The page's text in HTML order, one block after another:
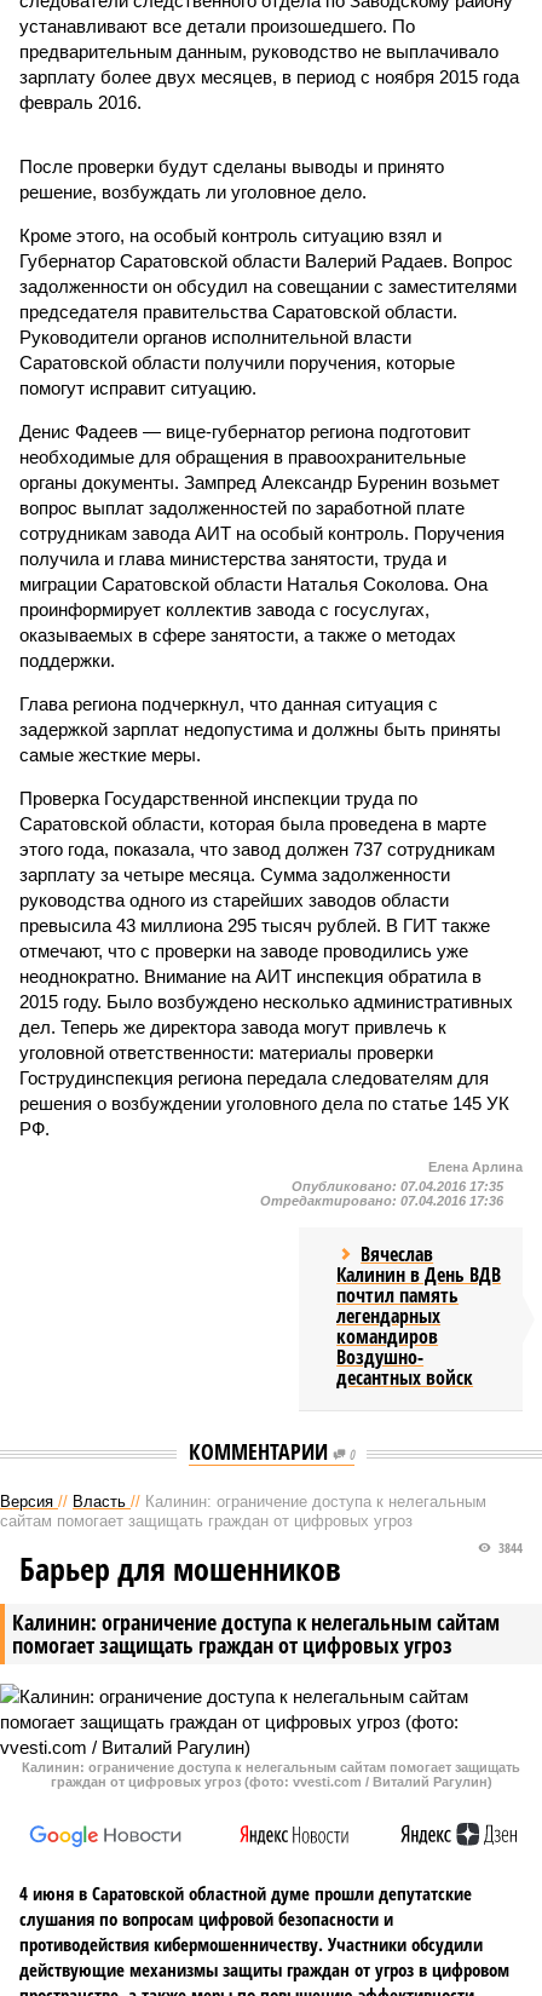
устанавливают все детали произошедшего. По
предварительным данным, руководство не выплачивало
зарплату более двух месяцев, в период с ноября 2015 года
февраль 2016.
После проверки будут сделаны выводы и принято
решение, возбуждать ли уголовное дело.
Кроме этого, на особый контроль ситуацию взял и
Губернатор Саратовской области Валерий Радаев. Вопрос
задолженности он обсудил на совещании с заместителями
председателя правительства Саратовской области.
Руководители органов исполнительной власти
Саратовской области получили поручения, которые
помогут исправит ситуацию.
Денис Фадеев — вице-губернатор региона подготовит
необходимые для обращения в правоохранительные
органы документы. Зампред Александр Буренин возьмет
вопрос выплат задолженностей по заработной плате
сотрудникам завода АИТ на особый контроль. Поручения
получила и глава министерства занятости, труда и
миграции Саратовской области Наталья Соколова. Она
проинформирует коллектив завода с госуслугах,
оказываемых в сфере занятости, а также о методах
поддержки.
Глава региона подчеркнул, что данная ситуация с
задержкой зарплат недопустима и должны быть приняты
самые жесткие меры.
Проверка Государственной инспекции труда по
Саратовской области, которая была проведена в марте
этого года, показала, что завод должен 737 сотрудникам
зарплату за четыре месяца. Сумма задолженности
руководства одного из старейших заводов области
превысила 43 миллиона 295 тысяч рублей. В ГИТ также
отмечают, что с проверки на заводе проводились уже
неоднократно. Внимание на АИТ инспекция обратила в
2015 году. Было возбуждено несколько административных
дел. Теперь же директора завода могут привлечь к
уголовной ответственности: материалы проверки
Гострудинспекция региона передала следователям для
решения о возбуждении уголовного дела по статье 145 УК
РФ.
Елена Арлина
Опубликовано: 07.04.2016 17:35
Отредактировано: 07.04.2016 17:36
Вячеслав
Калинин в День ВДВ
почтил память
легендарных
командиров
Воздушно-
десантных войск
КОММЕНТАРИИ 0
Версия // Власть // Калинин: ограничение доступа к нелегальным
сайтам помогает защищать граждан от цифровых угроз
Калинин: ограничение доступа к нелегальным сайтам
помогает защищать граждан от цифровых угроз
3844
Барьер для мошенников
Калинин: ограничение доступа к нелегальным сайтам помогает защищать
граждан от цифровых угроз (фото: vvesti.com / Виталий Рагулин)
4 июня в Саратовской областной думе прошли депутатские
слушания по вопросам цифровой безопасности и
противодействия кибермошенничеству. Участники обсудили
действующие механизмы защиты граждан от угроз в цифровом